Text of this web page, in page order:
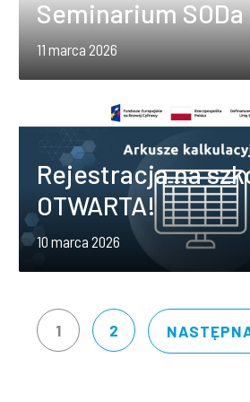
Seminarium SODa
11 marca 2026
Lista
kategorii
wpisu:
Rejestracja na
OTWARTA!
10 marca 2026
1 2